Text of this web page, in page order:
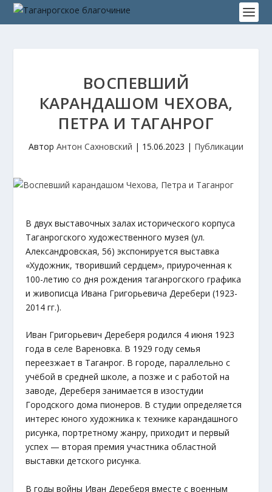
ВОСПЕВШИЙ
КАРАНДАШОМ ЧЕХОВА,
ПЕТРА И ТАГАНРОГ
Автор Антон Сахновский | 15.06.2023 | Публикации
В двух выставочных залах исторического корпуса
Таганрогского художественного музея (ул.
Александровская, 56) экспонируется выставка
«Художник, творивший сердцем», приуроченная к
100-летию со дня рождения таганрогского графика
и живописца Ивана Григорьевича Деребери (1923-
2014 гг.).
Иван Григорьевич Дереберя родился 4 июня 1923
года в селе Вареновка. В 1929 году семья
переезжает в Таганрог. В городе, параллельно с
учёбой в средней школе, а позже и с работой на
заводе, Дереберя занимается в изостудии
Городского дома пионеров. В студии определяется
интерес юного художника к технике карандашного
рисунка, портретному жанру, приходит и первый
успех — вторая премия участника областной
выставки детского рисунка.
В годы войны Иван Дереберя вместе с военным